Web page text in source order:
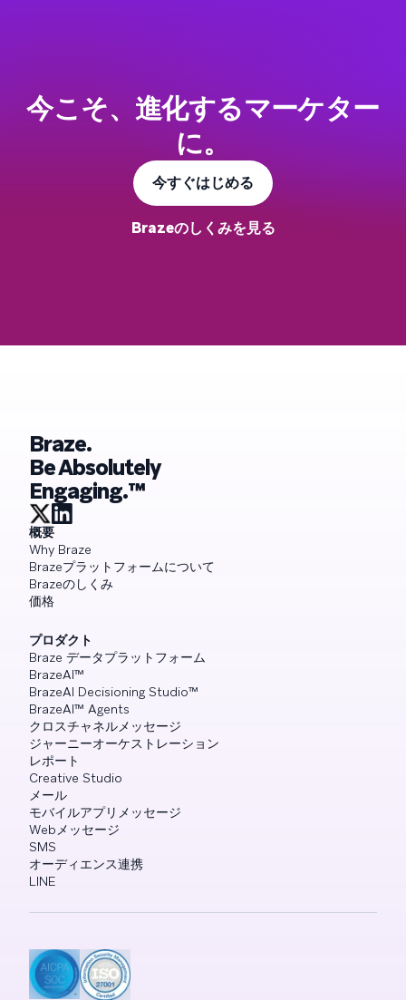
トにおいてデータを最大限に活用する方法を
BrazeとSnowflakeが、ブランドの保有データ
からインサイトを解釈し、アクションにつな
ンゲージメントのインサイトを可視化する方
今こそ、進化するマーケター
に。
今すぐはじめる
Brazeのしくみを見る
Braze.
Be Absolutely
Engaging.™
概要
Why Braze
Brazeプラットフォームについて
Brazeのしくみ
価格
プロダクト
Braze データプラットフォーム
BrazeAI™
BrazeAI Decisioning Studio™
BrazeAI™ Agents
クロスチャネルメッセージ
ジャーニーオーケストレーション
レポート
Creative Studio
メール
モバイルアプリメッセージ
Webメッセージ
SMS
オーディエンス連携
LINE